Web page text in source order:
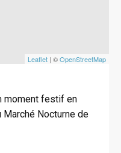
Leaflet | ©OpenStreetMap
moment festif en
Nocturne de